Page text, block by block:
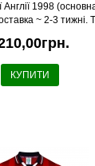
Англії 1998
~ 2-3 тижні.
КУПИТИ